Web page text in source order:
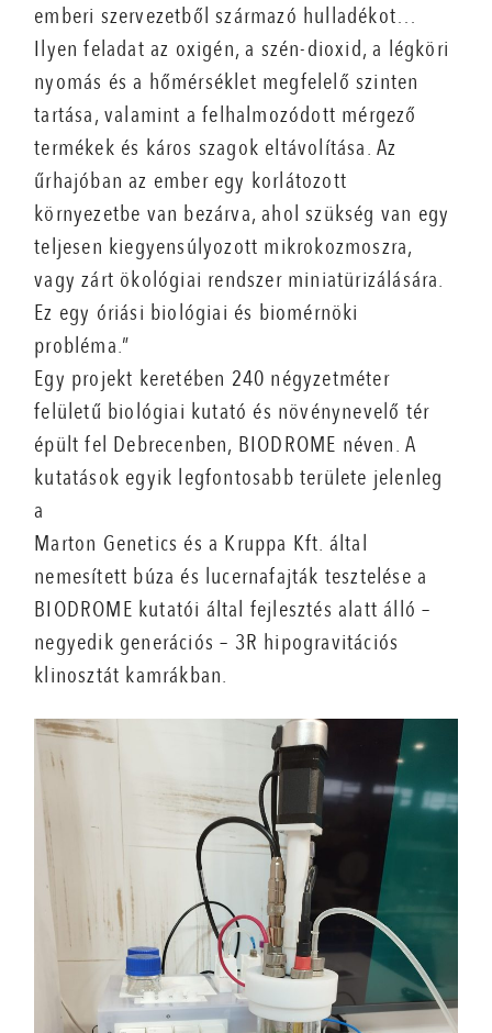
emberi szervezetből származó hulladékot…
Ilyen feladat az oxigén, a szén-dioxid, a légköri
nyomás és a hőmérséklet megfelelő szinten
tartása, valamint a felhalmozódott mérgező
termékek és káros szagok eltávolítása. Az
űrhajóban az ember egy korlátozott
környezetbe van bezárva, ahol szükség van egy
teljesen kiegyensúlyozott mikrokozmoszra,
vagy zárt ökológiai rendszer miniatürizálására.
Ez egy óriási biológiai és biomérnöki
probléma.”
Egy projekt keretében 240 négyzetméter
felületű biológiai kutató és növénynevelő tér
épült fel Debrecenben, BIODROME néven. A
kutatások egyik legfontosabb területe jelenleg
a
Marton Genetics és a Kruppa Kft. által
nemesített búza és lucernafajták tesztelése a
BIODROME kutatói által fejlesztés alatt álló –
negyedik generációs – 3R hipogravitációs
klinosztát kamrákban.